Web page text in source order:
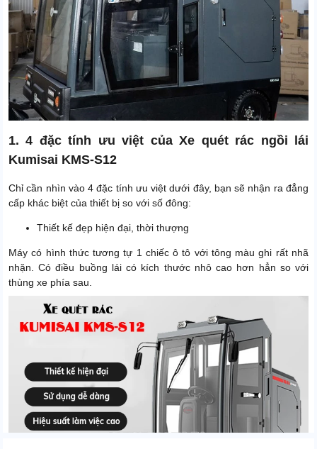
1. 4 đặc tính ưu việt của Xe quét rác ngồi lái
Kumisai KMS-S12
Chỉ cần nhìn vào 4 đặc tính ưu việt dưới đây, bạn sẽ nhận ra đẳng
cấp khác biệt của thiết bị so với số đông:
Thiết kế đẹp hiện đại, thời thượng
Máy có hình thức tương tự 1 chiếc ô tô với tông màu ghi rất nhã
nhặn. Có điều buồng lái có kích thước nhô cao hơn hẳn so với
thùng xe phía sau.